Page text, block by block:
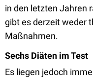
in den letzten Jahren
gibt es derzeit weder
Maßnahmen.
Sechs Diäten im Test
Es liegen jedoch